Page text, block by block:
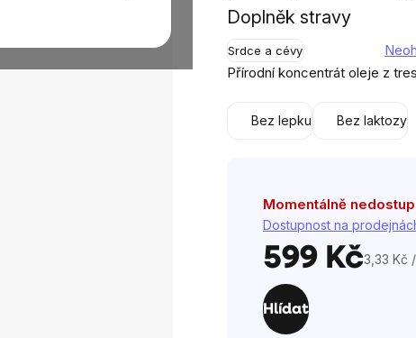
Doplněk stravy
Srdce a cévy
hodnocení
je
hvězdiček.
Přírodní koncentrát oleje z
Bez lepku Bez laktozy
Momentálně
Dostupnost na
599 KčMěrná
3,33 Kč
Hlídat